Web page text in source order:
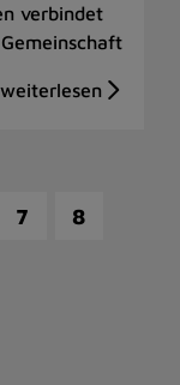
verbindet
7
8